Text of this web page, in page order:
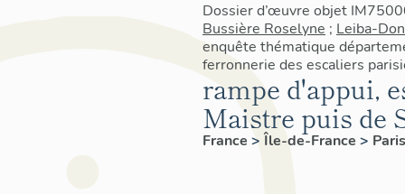
Dossier d’œuvre objet
Bussière Roselyne ; Leiba-
enquête thématique
ferronnerie des escaliers
rampe d'appui,
Maistre puis de
France > Île-de-France >